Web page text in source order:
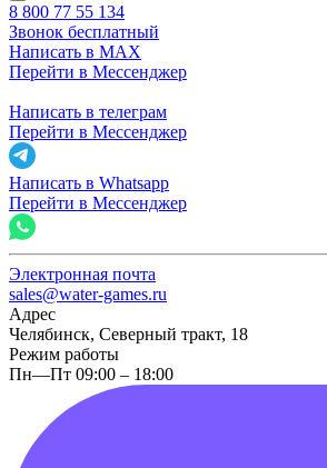
8 800 77 55 134
Звонок бесплатный
Написать в MAX
Перейти в Мессенджер
Написать в телеграм
Перейти в Мессенджер
Написать в Whatsapp
Перейти в Мессенджер
Электронная почта
sales@water-games.ru
Адрес
Челябинск, Северный тракт, 18
Режим работы
Пн—Пт 09:00 – 18:00